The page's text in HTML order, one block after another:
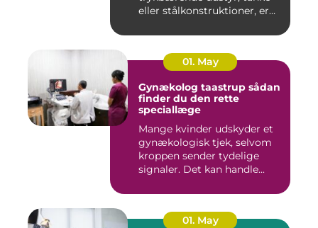
eller stålkonstruktioner, er
01. May
Gynækolog taastrup sådan
finder du den rette
speciallæge
Mange kvinder udskyder et
gynækologisk tjek, selvom
kroppen sender tydelige
signaler. Det kan handle...
01. May